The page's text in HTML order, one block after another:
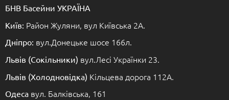
БНВ Басейни УКРАЇНА
Київ: Район Жуляни, вул Київська 2А.
Дніпро: вул.Донецьке шосе 166л.
Львів (Сокільники) вул.Лесі Українки 23.
Львів (Холодновідка) Кільцева дорога 112А.
Одеса вул. Балківська, 161